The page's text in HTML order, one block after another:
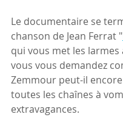
Le documentaire se
chanson de Jean Ferrat "
qui vous met les larmes
vous vous demandez
Zemmour peut-il
toutes les chaînes à
extravagances.